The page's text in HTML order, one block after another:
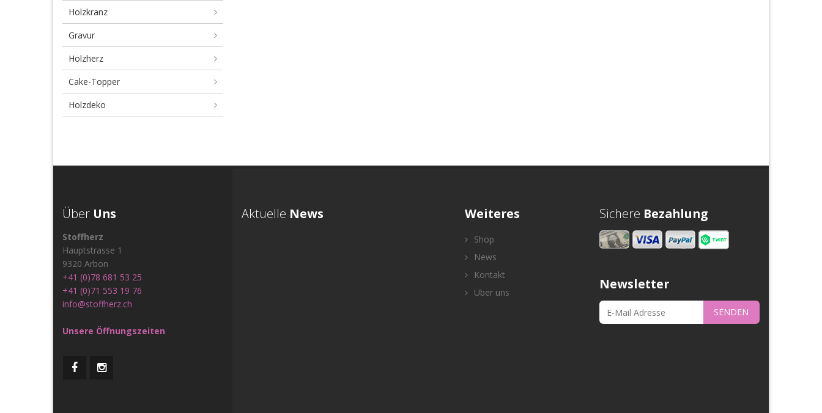
Holzkranz
Gravur
Holzherz
Cake-Topper
Holzdeko
Über Uns
Stoffherz
Hauptstrasse 1
9320 Arbon
+41 (0)78 681 53 25
+41 (0)71 553 19 76
info@stoffherz.ch
Unsere Öffnungszeiten
Aktuelle News Weiteres
Shop
News
Kontakt
Über uns
Sichere Bezahlung
Newsletter
SENDEN